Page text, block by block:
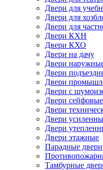
Двери для
Двери для
Двери для
Двери КХН
Двери КХО
Двери на дачу
Двери
Двери
Двери
Двери с
Двери сейфовые
Двери
Двери
Двери
Двери этажные
Парадные двери
Тамбурные